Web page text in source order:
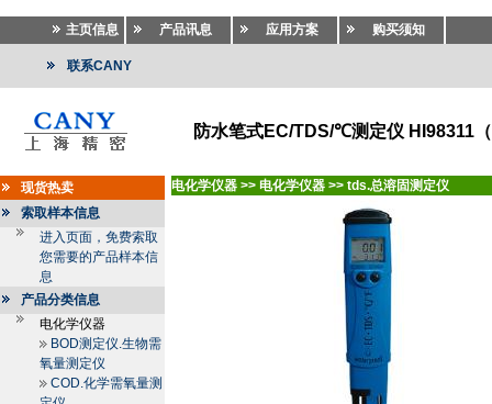
主页信息 产品讯息 应用方案 购买须知
联系CANY
防水笔式EC/TDS/℃测定仪 HI98311
现货热卖
索取样本信息
进入页面，免费索取
您需要的产品样本信
息
产品分类信息
电化学仪器
BOD测定仪.生物需
氧量测定仪
COD.化学需氧量测
电化学仪器 >> 电化学仪器 >> tds.总溶固测定仪